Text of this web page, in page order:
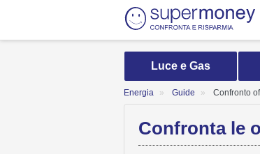
Luce e Gas
Energia Guide Confronto
Confronta le